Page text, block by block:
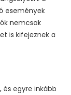
események
nemcsak
is kifejeznek a
egyre inkább